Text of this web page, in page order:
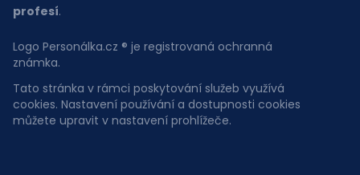
profesí.
Logo Personálka.cz ® je registrovaná ochranná
známka.
Tato stránka v rámci poskytování služeb využívá
cookies. Nastavení používání a dostupnosti cookies
můžete upravit v nastavení prohlížeče.